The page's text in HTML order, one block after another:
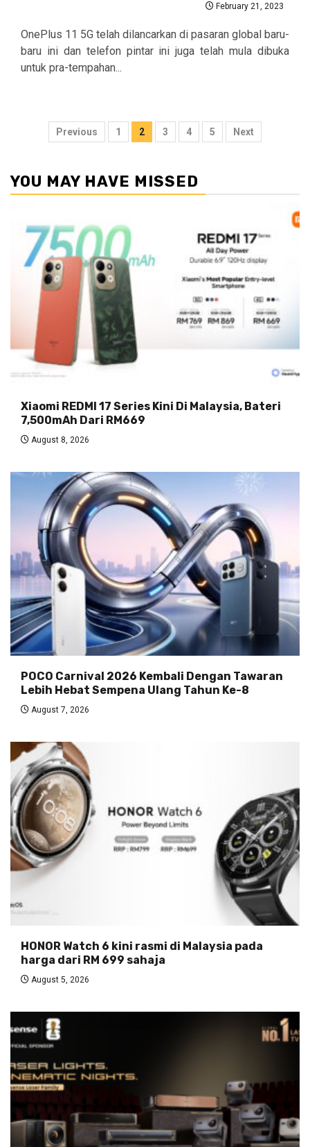
February 21, 2023
OnePlus 11 5G telah dilancarkan di pasaran global baru-
baru ini dan telefon pintar ini juga telah mula dibuka
untuk pra-tempahan...
Posts
Previous 1 2 3 4 5 Next
YOU MAY HAVE MISSED
Xiaomi REDMI 17 Series Kini Di Malaysia, Bateri
7,500mAh Dari RM669
August 8, 2026
POCO Carnival 2026 Kembali Dengan Tawaran
Lebih Hebat Sempena Ulang Tahun Ke-8
August 7, 2026
HONOR Watch 6 kini rasmi di Malaysia pada
harga dari RM 699 sahaja
August 5, 2026